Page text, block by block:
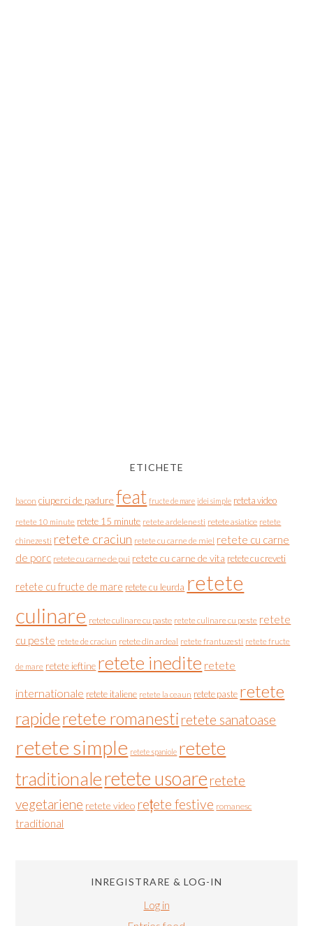
ETICHETE
bacon ciuperci de padure feat fructe de mare idei simple reteta video
retete 10 minute retete 15 minute retete ardelenesti retete asiatice retete
chinezesti retete craciun retete cu carne de miel retete cu carne
de porc retete cu carne de pui retete cu carne de vita retete cu creveti
retete cu fructe de mare retete cu leurda retete
culinare retete culinare cu paste retete culinare cu peste retete
cu peste retete de craciun retete din ardeal retete frantuzesti retete fructe
de mare retete ieftine retete inedite retete
internationale retete italiene retete la ceaun retete paste retete
rapideretete romanesti retete sanatoase
retete simple retete spaniole retete
traditionaleretete usoare retete
vegetariene retete video rețete festive romanesc
traditional
INREGISTRARE & LOG-IN
Log in